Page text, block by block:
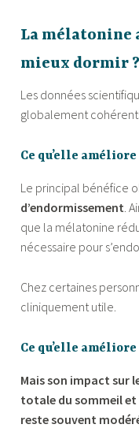
La
mieux dormir ?
Les données
globalement
Ce qu’elle
Le principal bénéfice
d’endormissement.
que la mélatonine
nécessaire pour
Chez certaines
cliniquement utile.
Ce qu’elle
Mais son impact sur
totale du sommeil
reste souvent